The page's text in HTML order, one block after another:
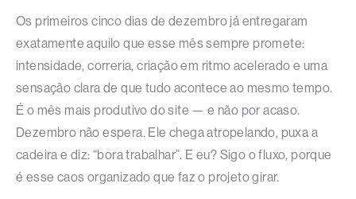
Os primeiros cinco dias de dezembro já entregaram
exatamente aquilo que esse mês sempre promete:
intensidade, correria, criação em ritmo acelerado e uma
sensação clara de que tudo acontece ao mesmo tempo.
É o mês mais produtivo do site — e não por acaso.
Dezembro não espera. Ele chega atropelando, puxa a
cadeira e diz: “bora trabalhar”. E eu? Sigo o fluxo, porque
é esse caos organizado que faz o projeto girar.